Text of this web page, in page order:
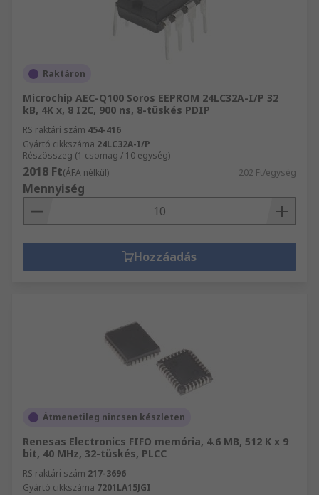
Raktáron
Microchip AEC-Q100 Soros EEPROM 24LC32A-I/P 32
kB, 4K x, 8 I2C, 900 ns, 8-tüskés PDIP
RS raktári szám 454-416
Gyártó cikkszáma 24LC32A-I/P
Részösszeg (1 csomag / 10 egység)
2018 Ft(ÁFA nélkül) 202 Ft/egység
Mennyiség
Hozzáadás
Átmenetileg nincsen készleten
Renesas Electronics FIFO memória, 4.6 MB, 512 K x 9
bit, 40 MHz, 32-tüskés, PLCC
RS raktári szám 217-3696
Gyártó cikkszáma 7201LA15JGI